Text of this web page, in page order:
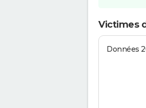
Victimes
Données